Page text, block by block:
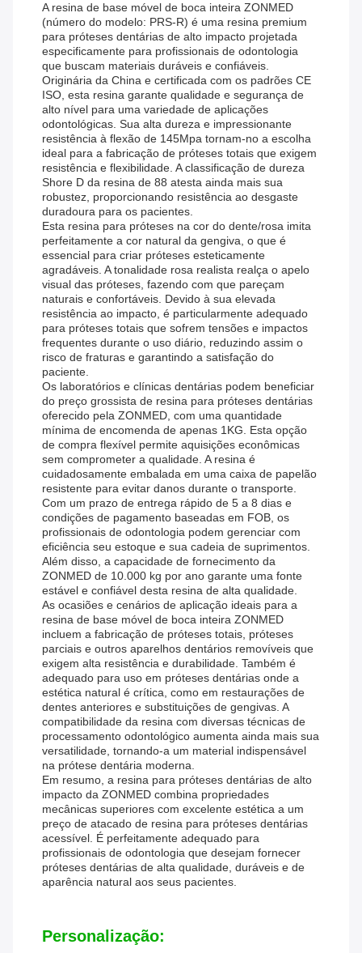
A resina de base móvel de boca inteira ZONMED
(número do modelo: PRS-R) é uma resina premium
para próteses dentárias de alto impacto projetada
especificamente para profissionais de odontologia
que buscam materiais duráveis ​​e confiáveis.
Originária da China e certificada com os padrões CE
ISO, esta resina garante qualidade e segurança de
alto nível para uma variedade de aplicações
odontológicas. Sua alta dureza e impressionante
resistência à flexão de 145Mpa tornam-no a escolha
ideal para a fabricação de próteses totais que exigem
resistência e flexibilidade. A classificação de dureza
Shore D da resina de 88 atesta ainda mais sua
robustez, proporcionando resistência ao desgaste
duradoura para os pacientes.
Esta resina para próteses na cor do dente/rosa imita
perfeitamente a cor natural da gengiva, o que é
essencial para criar próteses esteticamente
agradáveis. A tonalidade rosa realista realça o apelo
visual das próteses, fazendo com que pareçam
naturais e confortáveis. Devido à sua elevada
resistência ao impacto, é particularmente adequado
para próteses totais que sofrem tensões e impactos
frequentes durante o uso diário, reduzindo assim o
risco de fraturas e garantindo a satisfação do
paciente.
Os laboratórios e clínicas dentárias podem beneficiar
do preço grossista de resina para próteses dentárias
oferecido pela ZONMED, com uma quantidade
mínima de encomenda de apenas 1KG. Esta opção
de compra flexível permite aquisições econômicas
sem comprometer a qualidade. A resina é
cuidadosamente embalada em uma caixa de papelão
resistente para evitar danos durante o transporte.
Com um prazo de entrega rápido de 5 a 8 dias e
condições de pagamento baseadas em FOB, os
profissionais de odontologia podem gerenciar com
eficiência seu estoque e sua cadeia de suprimentos.
Além disso, a capacidade de fornecimento da
ZONMED de 10.000 kg por ano garante uma fonte
estável e confiável desta resina de alta qualidade.
As ocasiões e cenários de aplicação ideais para a
resina de base móvel de boca inteira ZONMED
incluem a fabricação de próteses totais, próteses
parciais e outros aparelhos dentários removíveis que
exigem alta resistência e durabilidade. Também é
adequado para uso em próteses dentárias onde a
estética natural é crítica, como em restaurações de
dentes anteriores e substituições de gengivas. A
compatibilidade da resina com diversas técnicas de
processamento odontológico aumenta ainda mais sua
versatilidade, tornando-a um material indispensável
na prótese dentária moderna.
Em resumo, a resina para próteses dentárias de alto
impacto da ZONMED combina propriedades
mecânicas superiores com excelente estética a um
preço de atacado de resina para próteses dentárias
acessível. É perfeitamente adequado para
profissionais de odontologia que desejam fornecer
próteses dentárias de alta qualidade, duráveis ​​e de
aparência natural aos seus pacientes.
Personalização: